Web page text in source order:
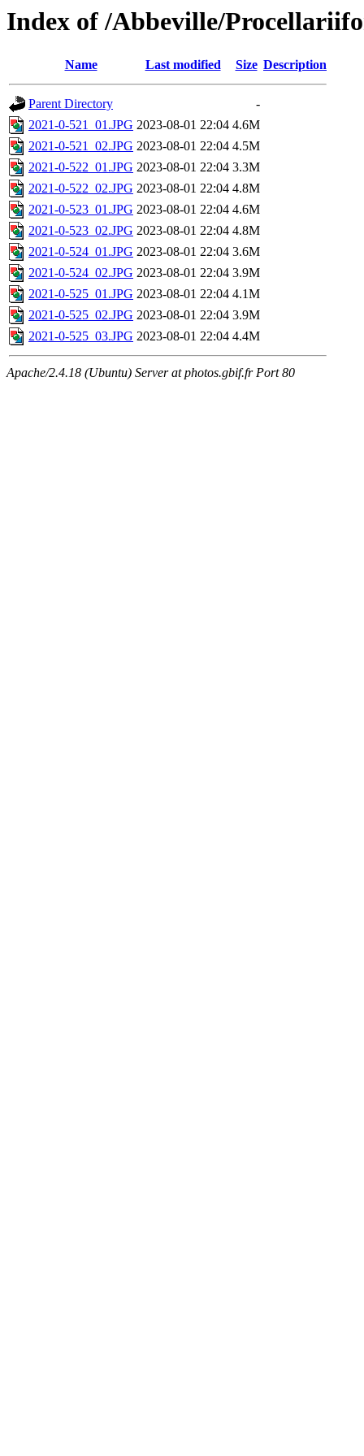
Index of /Abbeville/
Name Last modified Size Description
Parent Directory
-
2021-0-521_01.JPG 2023-08-01 22:04 4.6M
2021-0-521_02.JPG 2023-08-01 22:04 4.5M
2021-0-522_01.JPG 2023-08-01 22:04 3.3M
2021-0-522_02.JPG 2023-08-01 22:04 4.8M
2021-0-523_01.JPG 2023-08-01 22:04 4.6M
2021-0-523_02.JPG 2023-08-01 22:04 4.8M
2021-0-524_01.JPG 2023-08-01 22:04 3.6M
2021-0-524_02.JPG 2023-08-01 22:04 3.9M
2021-0-525_01.JPG 2023-08-01 22:04 4.1M
2021-0-525_02.JPG 2023-08-01 22:04 3.9M
2021-0-525_03.JPG 2023-08-01 22:04 4.4M
Apache/2.4.18 (Ubuntu) Server at photos.gbif.fr Port 80